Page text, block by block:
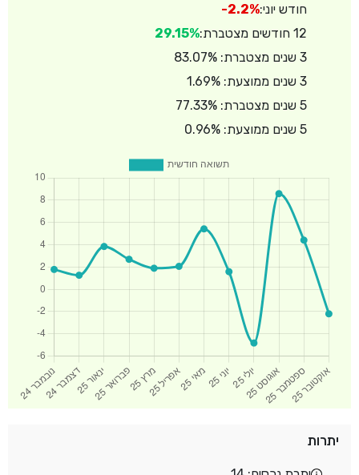
חודש יוני:-2.2%
12 חודשים מצטברת:
29.15%
3 שנים מצטברת: 83.07%
3 שנים ממוצעת: 1.69%
5 שנים מצטברת: 77.33%
5 שנים ממוצעת: 0.96%
יתרות